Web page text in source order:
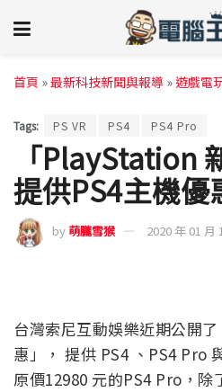
首頁 »最新科技新聞與報導 »遊戲電
Tags: PS VR PS4 PS4 Pro
「PlayStation
提供PS4主機優
by 萌朧雪猴 2020 年 01 月
台灣索尼互動娛樂近期公開
惠」， 提供 PS4 、PS4 Pro
原價12980 元的PS4 Pro，除